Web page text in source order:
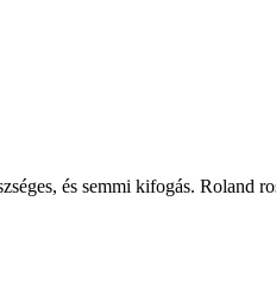
és semmi kifogás. Roland